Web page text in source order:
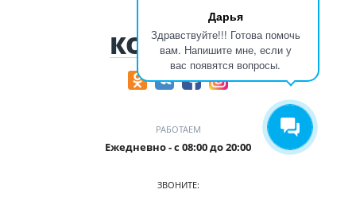
Дарья
Здравствуйте!!! Готова помочь
вам. Напишите мне, если у
вас появятся вопросы.
КОНТАКТЫ
РАБОТАЕМ
Ежедневно - с 08:00 до 20:00
ЗВОНИТЕ: